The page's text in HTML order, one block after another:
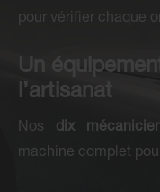
pour vérifier chaque
Un
l’artisanat
Nos dix
machine complet